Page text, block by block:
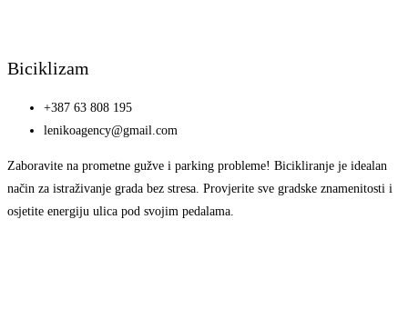
Biciklizam
+387 63 808 195
lenikoagency@gmail.com
Zaboravite na prometne gužve i parking probleme! Bicikliranje je idealan
način za istraživanje grada bez stresa. Provjerite sve gradske znamenitosti i
osjetite energiju ulica pod svojim pedalama.